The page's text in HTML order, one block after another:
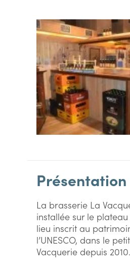
Présentation
La brasserie La
installée sur le
lieu inscrit au
l’UNESCO, dans le
Vacquerie depuis 2010.